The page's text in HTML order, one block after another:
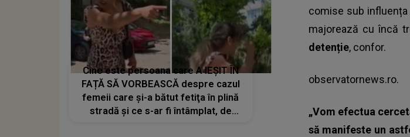
comise sub
majorează cu încă
detenție, confor.
observatornews.ro.
„Vom efectua
să manifeste un
Cine este persoana care A IEȘIT ÎN
FAȚĂ SĂ VORBEASCĂ despre cazul
femeii care și-a bătut fetiţa în plină
stradă și ce s-ar fi întâmplat, de